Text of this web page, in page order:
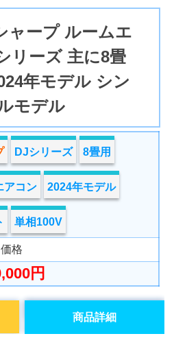
ャープ ルームエ
リーズ 主に8畳
年モデル シン
モデル
DJシリーズ 8畳用
アコン 2024年モデル
単相100V
格
円
商品詳細